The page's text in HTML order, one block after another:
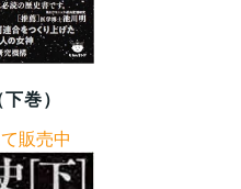
巻）
販売中